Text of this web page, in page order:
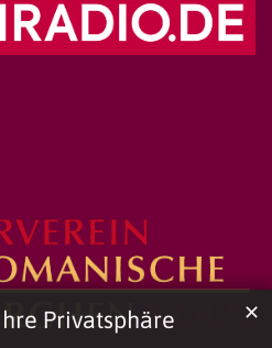
Privatsphäre ✕